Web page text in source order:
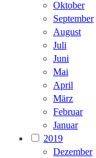
Oktober
September
August
Juli
Juni
Mai
April
März
Februar
Januar
2019
Dezember